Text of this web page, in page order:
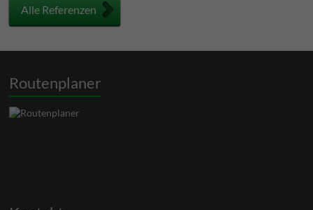
Alle Referenzen
Routenplaner